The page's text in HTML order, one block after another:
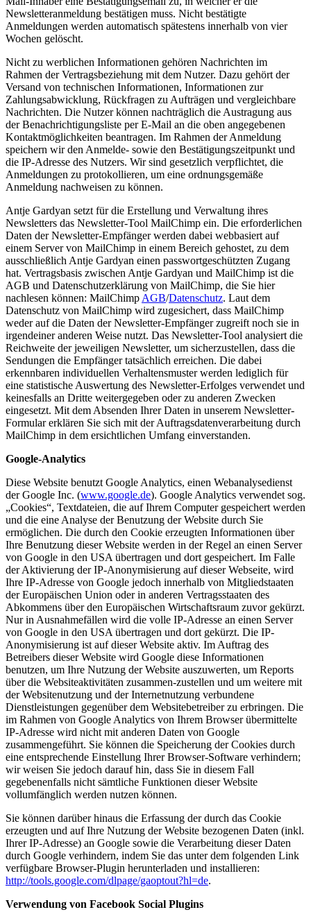
Newsletteranmeldung bestätigen muss. Nicht bestätigte
Anmeldungen werden automatisch spätestens innerhalb von vier
Wochen gelöscht.
Nicht zu werblichen Informationen gehören Nachrichten im
Rahmen der Vertragsbeziehung mit dem Nutzer. Dazu gehört der
Versand von technischen Informationen, Informationen zur
Zahlungsabwicklung, Rückfragen zu Aufträgen und vergleichbare
Nachrichten. Die Nutzer können nachträglich die Austragung aus
der Benachrichtigungsliste per E-Mail an die oben angegebenen
Kontaktmöglichkeiten beantragen. Im Rahmen der Anmeldung
speichern wir den Anmelde- sowie den Bestätigungszeitpunkt und
die IP-Adresse des Nutzers. Wir sind gesetzlich verpflichtet, die
Anmeldungen zu protokollieren, um eine ordnungsgemäße
Anmeldung nachweisen zu können.
Antje Gardyan setzt für die Erstellung und Verwaltung ihres
Newsletters das Newsletter-Tool MailChimp ein. Die erforderlichen
Daten der Newsletter-Empfänger werden dabei webbasiert auf
einem Server von MailChimp in einem Bereich gehostet, zu dem
ausschließlich Antje Gardyan einen passwortgeschützten Zugang
hat. Vertragsbasis zwischen Antje Gardyan und MailChimp ist die
AGB und Datenschutzerklärung von MailChimp, die Sie hier
nachlesen können: MailChimp AGB/Datenschutz. Laut dem
Datenschutz von MailChimp wird zugesichert, dass MailChimp
weder auf die Daten der Newsletter-Empfänger zugreift noch sie in
irgendeiner anderen Weise nutzt. Das Newsletter-Tool analysiert die
Reichweite der jeweiligen Newsletter, um sicherzustellen, dass die
Sendungen die Empfänger tatsächlich erreichen. Die dabei
erkennbaren individuellen Verhaltensmuster werden lediglich für
eine statistische Auswertung des Newsletter-Erfolges verwendet und
keinesfalls an Dritte weitergegeben oder zu anderen Zwecken
eingesetzt. Mit dem Absenden Ihrer Daten in unserem Newsletter-
Formular erklären Sie sich mit der Auftragsdatenverarbeitung durch
MailChimp in dem ersichtlichen Umfang einverstanden.
Google-Analytics
Diese Website benutzt Google Analytics, einen Webanalysedienst
der Google Inc. (www.google.de). Google Analytics verwendet sog.
„Cookies“, Textdateien, die auf Ihrem Computer gespeichert werden
und die eine Analyse der Benutzung der Website durch Sie
ermöglichen. Die durch den Cookie erzeugten Informationen über
Ihre Benutzung dieser Website werden in der Regel an einen Server
von Google in den USA übertragen und dort gespeichert. Im Falle
der Aktivierung der IP-Anonymisierung auf dieser Webseite, wird
Ihre IP-Adresse von Google jedoch innerhalb von Mitgliedstaaten
der Europäischen Union oder in anderen Vertragsstaaten des
Abkommens über den Europäischen Wirtschaftsraum zuvor gekürzt.
Nur in Ausnahmefällen wird die volle IP-Adresse an einen Server
von Google in den USA übertragen und dort gekürzt. Die IP-
Anonymisierung ist auf dieser Website aktiv. Im Auftrag des
Betreibers dieser Website wird Google diese Informationen
benutzen, um Ihre Nutzung der Website auszuwerten, um Reports
über die Websiteaktivitäten zusammen-zustellen und um weitere mit
der Websitenutzung und der Internetnutzung verbundene
Dienstleistungen gegenüber dem Websitebetreiber zu erbringen. Die
im Rahmen von Google Analytics von Ihrem Browser übermittelte
IP-Adresse wird nicht mit anderen Daten von Google
zusammengeführt. Sie können die Speicherung der Cookies durch
eine entsprechende Einstellung Ihrer Browser-Software verhindern;
wir weisen Sie jedoch darauf hin, dass Sie in diesem Fall
gegebenenfalls nicht sämtliche Funktionen dieser Website
vollumfänglich werden nutzen können.
Sie können darüber hinaus die Erfassung der durch das Cookie
erzeugten und auf Ihre Nutzung der Website bezogenen Daten (inkl.
Ihrer IP-Adresse) an Google sowie die Verarbeitung dieser Daten
durch Google verhindern, indem Sie das unter dem folgenden Link
verfügbare Browser-Plugin herunterladen und installieren:
http://tools.google.com/dlpage/gaoptout?hl=de.
Verwendung von Facebook Social Plugins